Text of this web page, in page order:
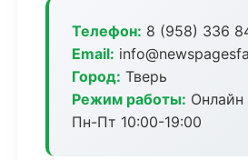
Телефон: 8 (958) 336
Email:
Город: Тверь
Режим работы: Онлайн
Пн-Пт 10:00-19:00